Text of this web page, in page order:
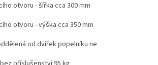
otvoru - šířka cca 300 mm
otvoru - výška cca 350 mm
od dvířek popelníku ne